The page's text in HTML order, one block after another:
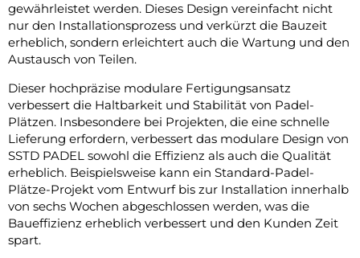
gewährleistet werden. Dieses Design vereinfacht nicht
nur den Installationsprozess und verkürzt die Bauzeit
erheblich, sondern erleichtert auch die Wartung und den
Austausch von Teilen.
Dieser hochpräzise modulare Fertigungsansatz
verbessert die Haltbarkeit und Stabilität von Padel-
Plätzen. Insbesondere bei Projekten, die eine schnelle
Lieferung erfordern, verbessert das modulare Design von
SSTD PADEL sowohl die Effizienz als auch die Qualität
erheblich. Beispielsweise kann ein Standard-Padel-
Plätze-Projekt vom Entwurf bis zur Installation innerhalb
von sechs Wochen abgeschlossen werden, was die
Baueffizienz erheblich verbessert und den Kunden Zeit
spart.